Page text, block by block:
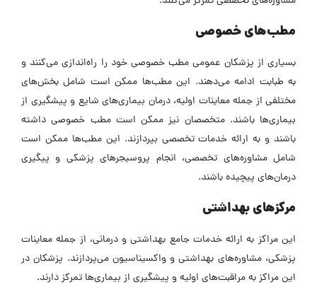
مطب‌های خصوصی
بسیاری از پزشکان عمومی مطب خصوصی خود را راه‌اندازی می‌کنند و
به طبابت ادامه می‌دهند. این مطب‌ها ممکن است شامل بخش‌های
مختلفی از جمله معاینات اولیه، درمان بیماری‌های شایع و پیشگیری از
بیماری‌ها باشند. متخصصان نیز ممکن است مطب خصوصی داشته
باشند و به ارائه خدمات تخصصی بپردازند. این مطب‌ها ممکن است
شامل مشاوره‌های تخصصی، انجام پروسیجرهای پزشکی و پیگیری
درمان‌های پیچیده باشند.
مرکزهای بهداشتی
این مراکز به ارائه خدمات جامع بهداشتی و درمانی، از جمله معاینات
پزشکی، مشاوره‌های بهداشتی و واکسیناسیون می‌پردازند. پزشکان در
این مراکز به مراقبت‌های اولیه و پیشگیری از بیماری‌ها تمرکز دارند.